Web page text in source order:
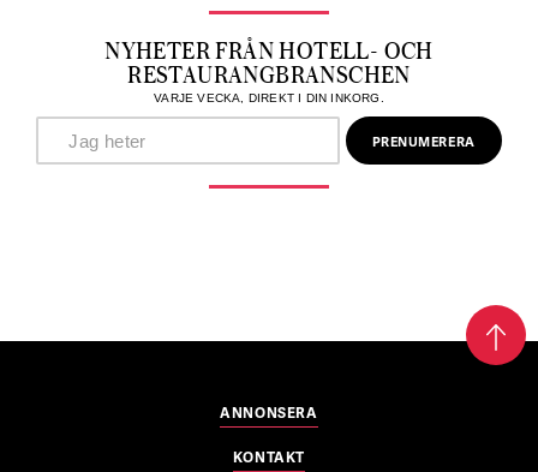
NYHETER FRÅN HOTELL- OCH
RESTAURANGBRANSCHEN
VARJE VECKA, DIREKT I DIN INKORG.
ANNONSERA
KONTAKT